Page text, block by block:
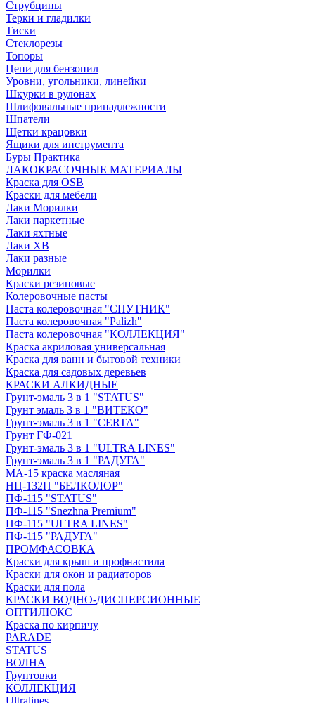
Струбцины
Терки и гладилки
Тиски
Стеклорезы
Топоры
Цепи для бензопил
Уровни, угольники, линейки
Шкурки в рулонах
Шлифовальные принадлежности
Шпатели
Щетки крацовки
Ящики для инструмента
Буры Практика
ЛАКОКРАСОЧНЫЕ МАТЕРИАЛЫ
Краска для OSB
Краски для мебели
Лаки Морилки
Лаки паркетные
Лаки яхтные
Лаки ХВ
Лаки разные
Морилки
Краски резиновые
Колеровочные пасты
Паста колеровочная "СПУТНИК"
Паста колеровочная "Palizh"
Паста колеровочная "КОЛЛЕКЦИЯ"
Краска акриловая универсальная
Краска для ванн и бытовой техники
Краска для садовых деревьев
КРАСКИ АЛКИДНЫЕ
Грунт-эмаль 3 в 1 "STATUS"
Грунт эмаль 3 в 1 "ВИТЕКО"
Грунт-эмаль 3 в 1 "CERTA"
Грунт ГФ-021
Грунт-эмаль 3 в 1 "ULTRA LINES"
Грунт-эмаль 3 в 1 "РАДУГА"
МА-15 краска масляная
НЦ-132П "БЕЛКОЛОР"
ПФ-115 "STATUS"
ПФ-115 "Snezhna Premium"
ПФ-115 "ULTRA LINES"
ПФ-115 "РАДУГА"
ПРОМФАСОВКА
Краски для крыш и профнастила
Краски для окон и радиаторов
Краски для пола
КРАСКИ ВОДНО-ДИСПЕРСИОННЫЕ
ОПТИЛЮКС
Краска по кирпичу
PARADE
STATUS
ВОЛНА
Грунтовки
КОЛЛЕКЦИЯ
Ultralines